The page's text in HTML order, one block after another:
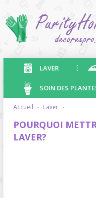
LAVER
SOIN DES
accueil · laver ·
POURQUOI
LAVER?